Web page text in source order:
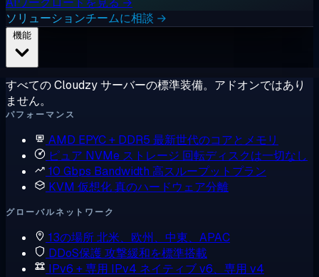
ソリューションチームに相談 →
すべての Cloudzy サーバーの標準装備。アドオンではあり
ません。
パフォーマンス
AMD EPYC + DDR5 最新世代のコアとメモリ
ピュア NVMe ストレージ 回転ディスクは一切なし
10 Gbps Bandwidth 高スループットプラン
KVM 仮想化真のハードウェア分離
グローバルネットワーク
13の場所北米、欧州、中東、APAC
DDoS保護攻撃緩和を標準搭載
IPv6 + 専用 IPv4 ネイティブ v6、専用 v4